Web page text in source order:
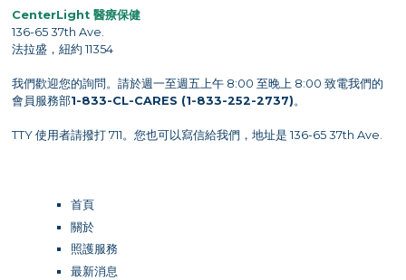
CenterLight 醫療保健
136-65 37th Ave.
法拉盛，紐約 11354
我們歡迎您的詢問。請於週一至週五上午 8:00 至晚上 8:00 致電我們的
會員服務部1-833-CL-CARES (1-833-252-2737)。
TTY 使用者請撥打 711。您也可以寫信給我們，地址是 136-65 37th Ave.
首頁
關於
照護服務
最新消息